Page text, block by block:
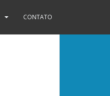
CONTATO